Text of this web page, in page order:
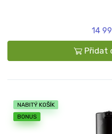
14
Přidat
NABITÝ KOŠÍK
BONUS